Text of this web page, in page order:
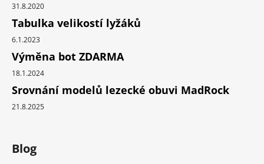
31.8.2020
Tabulka velikostí lyžáků
6.1.2023
Výměna bot ZDARMA
18.1.2024
Srovnání modelů lezecké obuvi MadRock
21.8.2025
Blog